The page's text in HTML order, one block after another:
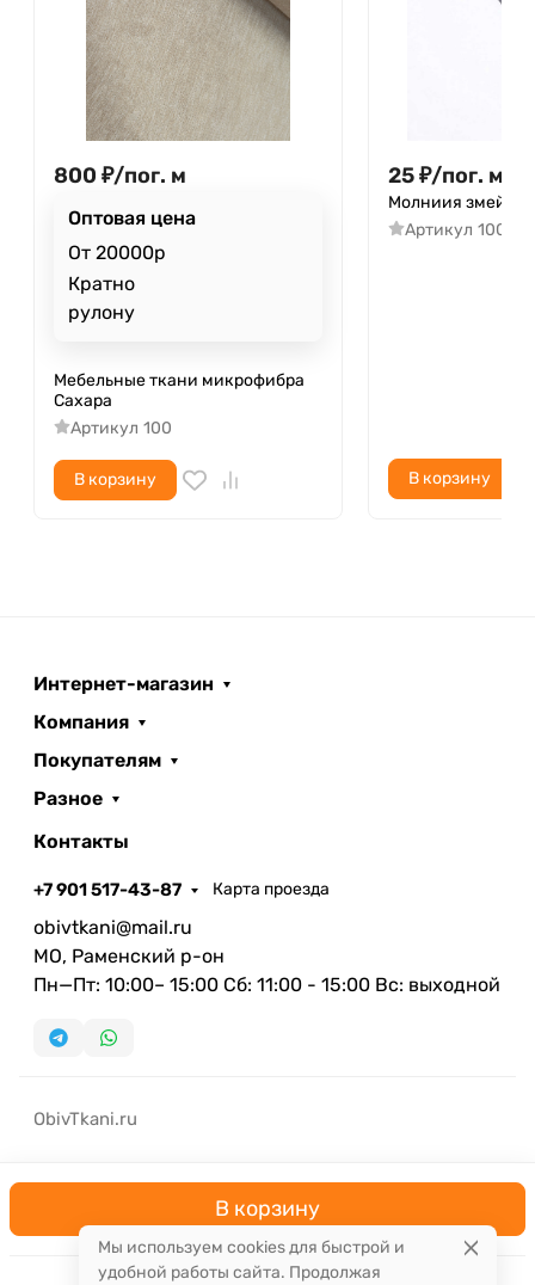
В корзину
800 ₽/пог. м
Оптовая цена
От 20000р
Кратно
рулону
Мебельные ткани микрофибра
Сахара
Артикул 100
В корзину
25₽/пог. м
Молниия змейка
Артикул 100
В корзину
Интернет-магазин
Компания
Покупателям
Разное
Контакты
+7 901 517-43-87 Карта проезда
obivtkani@mail.ru
МО, Раменский р-он
Пн—Пт: 10:00– 15:00 Сб: 11:00 - 15:00 Вс: выходной
ObivTkani.ru
Мы используем cookies для быстрой и
удобной работы сайта. Продолжая